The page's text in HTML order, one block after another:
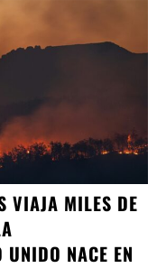
VIAJA MILES DE
NACE EN